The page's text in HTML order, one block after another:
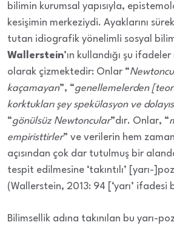
bilimin kurumsal yapısıyla,
kesişimin merkeziydi. Ayaklarını
tutan idiografik yönelimli sosyal
Wallerstein’ın kullandığı şu
olarak çizmektedir: Onlar “
kaçamayan”, “genellemelerden
korktukları şey spekülasyon ve
“gönülsüz Newtoncular”dır. Onlar, “
empiristtirler” ve verilerin hem
açısından çok dar tutulmuş bir
tespit edilmesine ‘takıntılı’ [yarı-
(Wallerstein, 2013: 94 [‘yarı’ ifadesi
Bilimsellik adına takınılan bu yarı-